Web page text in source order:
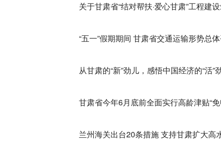
关于甘肃省“结对帮扶·爱心甘肃”工程建
“五一”假期期间 甘肃省交通运输形势总
从甘肃的“新”劲儿，感悟中国经济的“活”
甘肃省今年6月底前全面实行高龄津贴“
兰州海关出台20条措施 支持甘肃扩大高